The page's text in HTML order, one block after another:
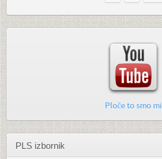
Ploče to smo mi
PLS izbornik